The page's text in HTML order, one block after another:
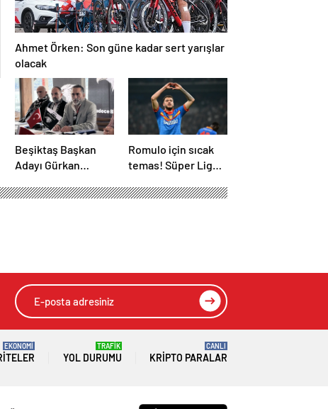
Ahmet Örken: Son güne kadar sert yarışlar
olacak
Beşiktaş Başkan
Adayı Gürkan
projelerini anlattı
Romulo için sıcak
temas! Süper Lig
ateşini yaktı!
EKONOMİ
YOL DURUMU
TRAFİK
KRIPTO PARALAR
CANLI